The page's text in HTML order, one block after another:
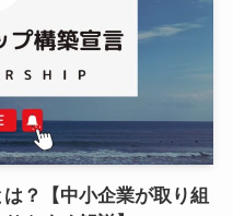
？【中小企業が取り組